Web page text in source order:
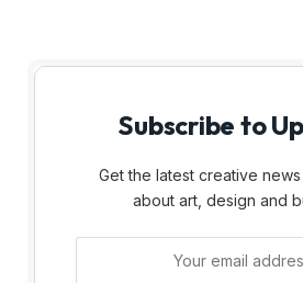
Subscribe to
Get the latest creative
about art, design and